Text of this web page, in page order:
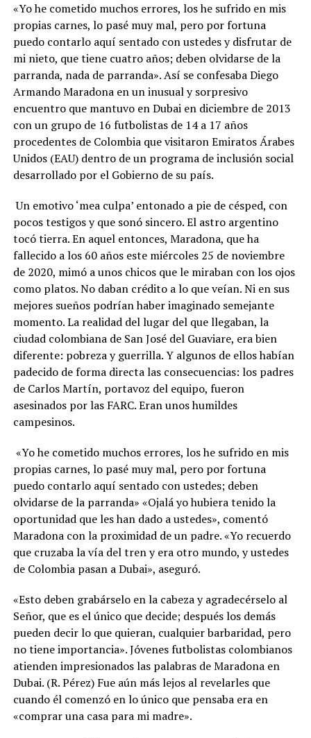
«Yo he cometido muchos errores, los he sufrido en mis
propias carnes, lo pasé muy mal, pero por fortuna
puedo contarlo aquí sentado con ustedes y disfrutar de
mi nieto, que tiene cuatro años; deben olvidarse de la
parranda, nada de parranda». Así se confesaba Diego
Armando Maradona en un inusual y sorpresivo
encuentro que mantuvo en Dubai en diciembre de 2013
con un grupo de 16 futbolistas de 14 a 17 años
procedentes de Colombia que visitaron Emiratos Árabes
Unidos (EAU) dentro de un programa de inclusión social
desarrollado por el Gobierno de su país.
Un emotivo ‘mea culpa’ entonado a pie de césped, con
pocos testigos y que sonó sincero. El astro argentino
tocó tierra. En aquel entonces, Maradona, que ha
fallecido a los 60 años este miércoles 25 de noviembre
de 2020, mimó a unos chicos que le miraban con los ojos
como platos. No daban crédito a lo que veían. Ni en sus
mejores sueños podrían haber imaginado semejante
momento. La realidad del lugar del que llegaban, la
ciudad colombiana de San José del Guaviare, era bien
diferente: pobreza y guerrilla. Y algunos de ellos habían
padecido de forma directa las consecuencias: los padres
de Carlos Martín, portavoz del equipo, fueron
asesinados por las FARC. Eran unos humildes
campesinos.
«Yo he cometido muchos errores, los he sufrido en mis
propias carnes, lo pasé muy mal, pero por fortuna
puedo contarlo aquí sentado con ustedes; deben
olvidarse de la parranda» «Ojalá yo hubiera tenido la
oportunidad que les han dado a ustedes», comentó
Maradona con la proximidad de un padre. «Yo recuerdo
que cruzaba la vía del tren y era otro mundo, y ustedes
de Colombia pasan a Dubai», aseguró.
«Esto deben grabárselo en la cabeza y agradecérselo al
Señor, que es el único que decide; después los demás
pueden decir lo que quieran, cualquier barbaridad, pero
no tiene importancia». Jóvenes futbolistas colombianos
atienden impresionados las palabras de Maradona en
Dubai. (R. Pérez) Fue aún más lejos al revelarles que
cuando él comenzó en lo único que pensaba era en
«comprar una casa para mi madre».